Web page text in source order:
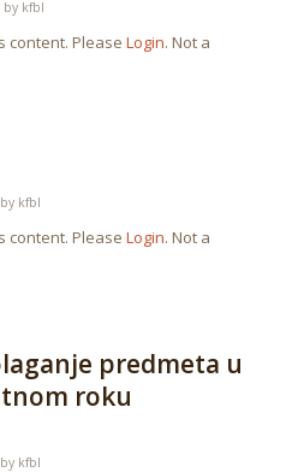
by kfbl
content. Please Login. Not a
by kfbl
content. Please Login. Not a
predmeta u
roku
by kfbl